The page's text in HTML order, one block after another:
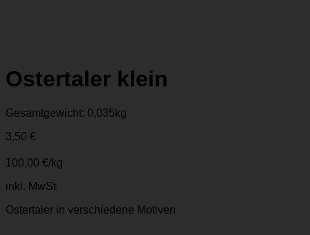
Ostertaler klein
Gesamtgewicht: 0,035 kg
3,50 €
100,00 €/kg
inkl. MwSt.
Ostertaler in verschiedene Motiven